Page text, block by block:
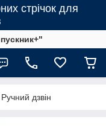
стрічок для
Ручний дзвін